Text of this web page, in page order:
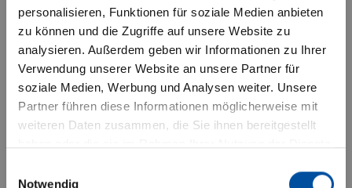
personalisieren, Funktionen für soziale Medien anbieten
zu können und die Zugriffe auf unsere Website zu
analysieren. Außerdem geben wir Informationen zu Ihrer
Verwendung unserer Website an unsere Partner für
soziale Medien, Werbung und Analysen weiter. Unsere
Partner führen diese Informationen möglicherweise mit
weiteren Daten zusammen, die Sie ihnen bereitgestellt
Notwendig
Erhöhte Kursschwankungen: Durch
die hohe Konzentration des
Risikos auf aktiven- und
anleihespezifische Faktoren sind
Ich habe verstanden, dass die
nachfolgenden Informationen nur
institutionelle Anleger betreffen. Die
Datenschutzerklärung habe ich zur
Kenntnis genommen.“
Mit Drücken des “BESTÄTIGEN”-
Buttons versichere ich, dass ich die